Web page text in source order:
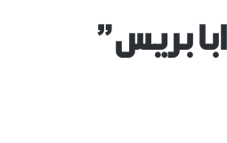
بريس”